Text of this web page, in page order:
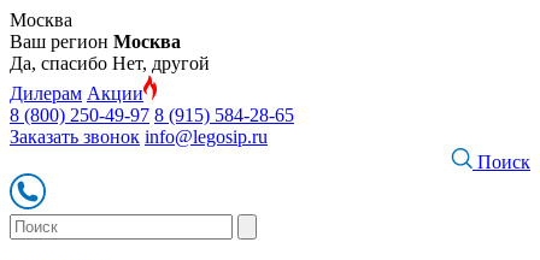
Москва
Ваш регион Москва
Да, спасибо Нет, другой
Дилерам Акции
8 (800) 250-49-97 8 (915) 584-28-65
Заказать звонок info@legosip.ru
Поиск